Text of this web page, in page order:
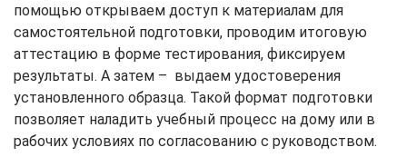
помощью открываем доступ к материалам для
самостоятельной подготовки, проводим итоговую
аттестацию в форме тестирования, фиксируем
результаты. А затем – выдаем удостоверения
установленного образца. Такой формат подготовки
позволяет наладить учебный процесс на дому или в
рабочих условиях по согласованию с руководством.